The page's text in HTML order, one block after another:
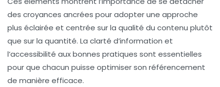
des croyances ancrées pour adopter une approche
plus éclairée et centrée sur la qualité du contenu plutôt
que sur la quantité. La clarté d’information et
l’accessibilité aux bonnes pratiques sont essentielles
pour que chacun puisse optimiser son référencement
de manière efficace.